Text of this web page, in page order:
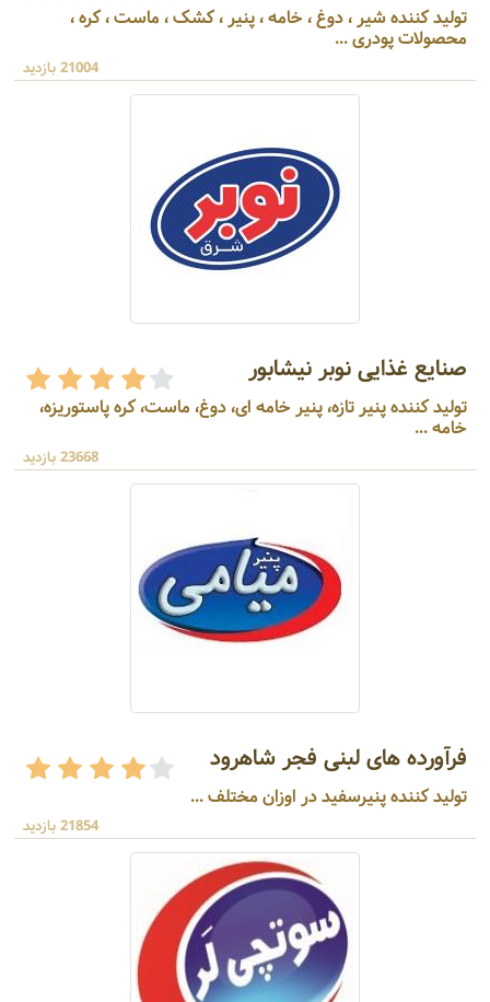
تولید کننده شیر ، دوغ ، خامه ، پنیر ، کشک ، ماست ، کره ،
محصولات پودری ...
21004 بازدید
صنایع غذایی نوبر نیشابور
تولید کننده پنیر تازه، پنیر خامه ای، دوغ، ماست، کره پاستوریزه،
خامه ...
23668 بازدید
فرآورده های لبنی فجر شاهرود
تولید کننده پنیرسفید در اوزان مختلف ...
21854 بازدید